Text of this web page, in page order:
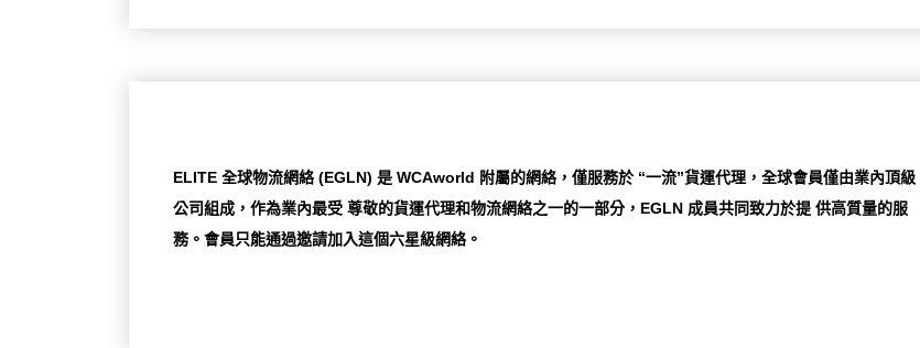
ELITE 全球物流網絡 (EGLN) 是 WCAworld 附屬的網絡，僅服務於 “一流”貨運代理，全球會員僅由業內頂級
公司組成，作為業內最受 尊敬的貨運代理和物流網絡之一的一部分，EGLN 成員共同致力於提 供高質量的服
務。會員只能通過邀請加入這個六星級網絡。